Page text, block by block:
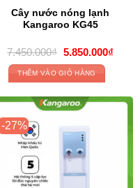
Cây nước nóng lạnh
Kangaroo KG45
7.450.000₫ Giá
gốc
là:
7.450.000₫.
5.850.000₫Giá
THÊM VÀO GIỎ HÀNG
-27%